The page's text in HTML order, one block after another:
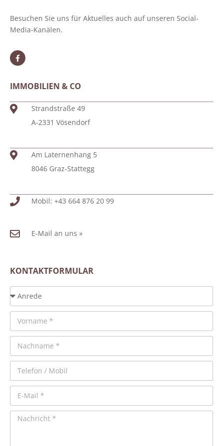
Besuchen Sie uns für Aktuelles auch auf unseren Social-
Media-Kanälen.
IMMOBILIEN & CO
Strandstraße 49
A-2331 Vösendorf
Am Laternenhang 5
8046 Graz-Stattegg
Mobil: +43 664 876 20 99
E-Mail an uns »
KONTAKTFORMULAR